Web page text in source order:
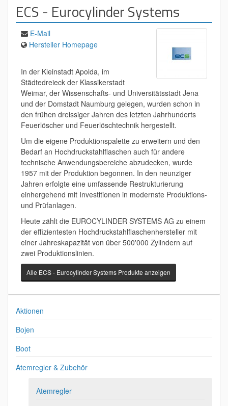
ECS - Eurocylinder Systems
E-Mail
Hersteller Homepage
In der Kleinstadt Apolda, im
Städtedreieck der Klassikerstadt
Weimar, der Wissenschafts- und Universitätsstadt Jena
und der Domstadt Naumburg gelegen, wurden schon in
den frühen dreissiger Jahren des letzten Jahrhunderts
Feuerlöscher und Feuerlöschtechnik hergestellt.
Um die eigene Produktionspalette zu erweitern und den
Bedarf an Hochdruckstahlflaschen auch für andere
technische Anwendungsbereiche abzudecken, wurde
1957 mit der Produktion begonnen. In den neunziger
Jahren erfolgte eine umfassende Restrukturierung
einhergehend mit Investitionen in modernste Produktions-
und Prüfanlagen.
Heute zählt die EUROCYLINDER SYSTEMS AG zu einem
der effizientesten Hochdruckstahlflaschenhersteller mit
einer Jahreskapazität von über 500'000 Zylindern auf
zwei Produktionslinien.
Alle ECS - Eurocylinder Systems Produkte anzeigen
Aktionen
Bojen
Boot
Atemregler & Zubehör
Atemregler